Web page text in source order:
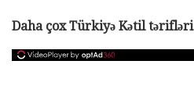
Daha çox Türkiyə Kətil tərifləri